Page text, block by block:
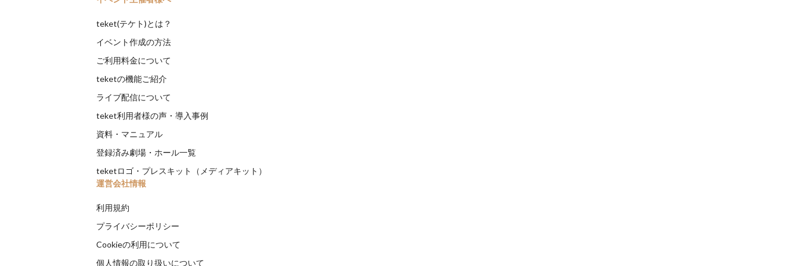
teket(テケト)とは？
イベント作成の方法
ご利用料金について
teketの機能ご紹介
ライブ配信について
teket利用者様の声・導入事例
資料・マニュアル
登録済み劇場・ホール一覧
teketロゴ・プレスキット（メディアキット）
運営会社情報
利用規約
プライバシーポリシー
Cookieの利用について
個人情報の取り扱いについて